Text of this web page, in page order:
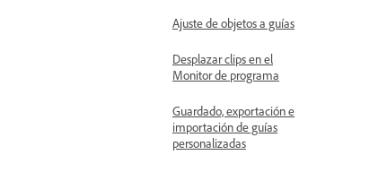
Ajuste de objetos a guías
Desplazar clips en el
Monitor de programa
Guardado, exportación e
importación de guías
personalizadas